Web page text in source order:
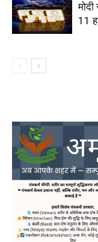
₹11